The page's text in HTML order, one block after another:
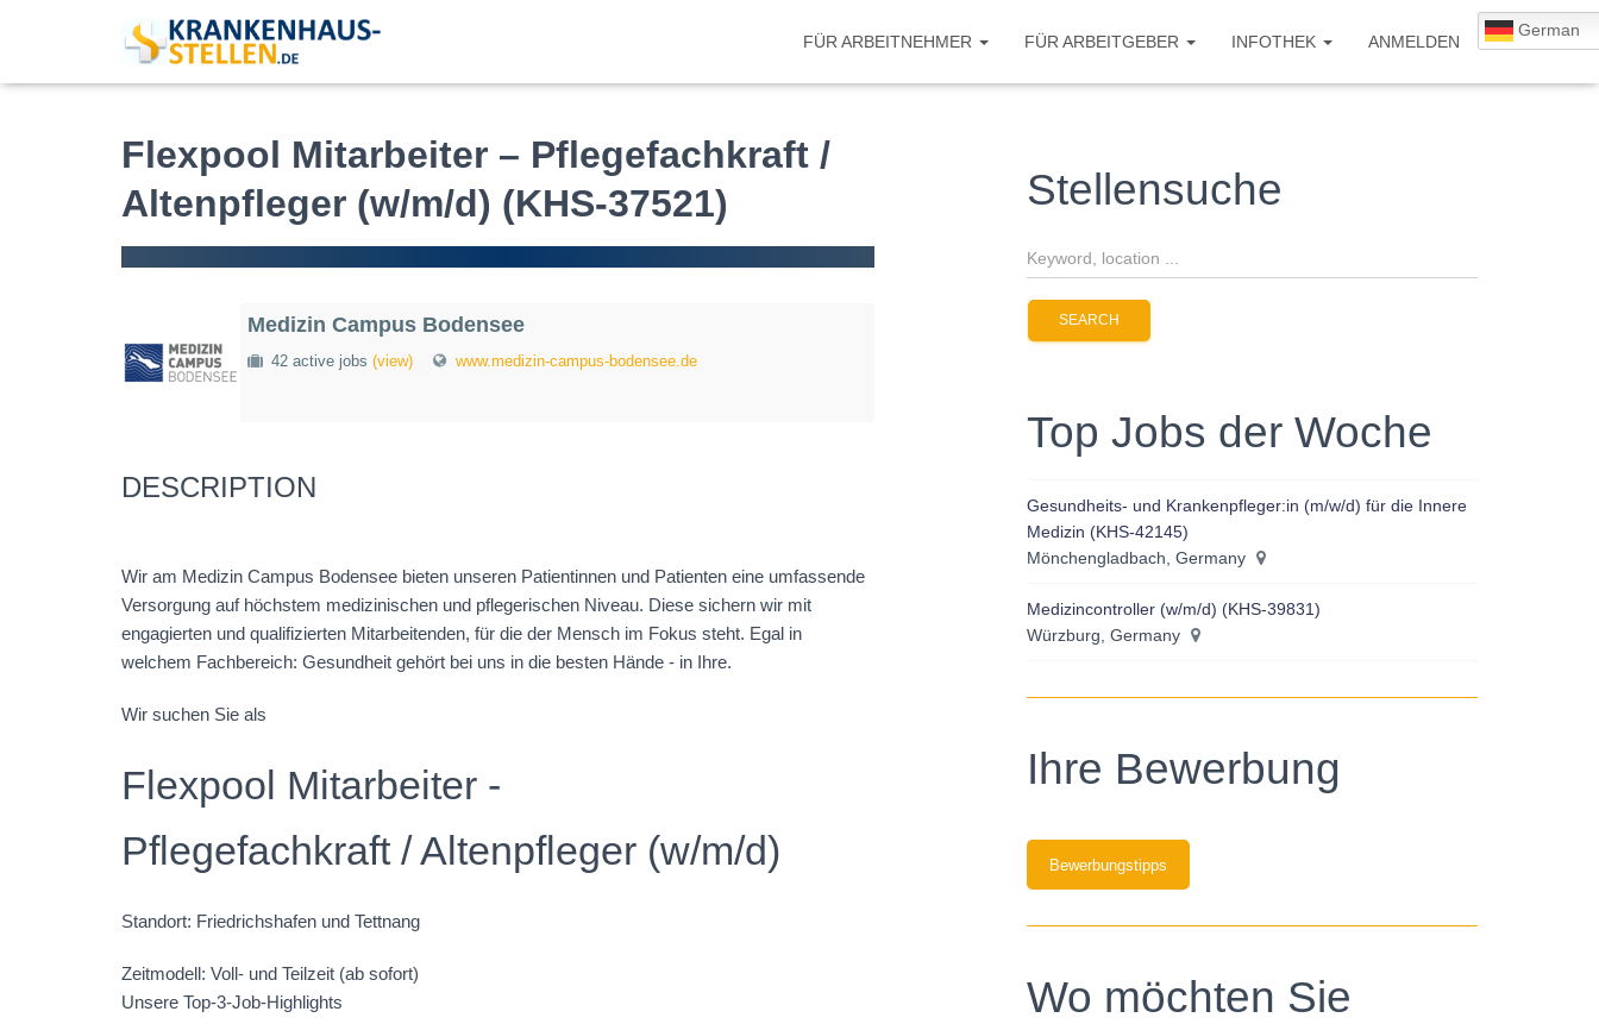
FÜR ARBEITNEHMER FÜR ARBEITGEBER INFOTHEK ANMELDEN
German
Flexpool Mitarbeiter – Pflegefachkraft /
Altenpfleger (w/m/d) (KHS-37521)
Medizin Campus Bodensee
42 active jobs (view) www.medizin-campus-bodensee.de
DESCRIPTION
Wir am Medizin Campus Bodensee bieten unseren Patientinnen und Patienten eine umfassende
Versorgung auf höchstem medizinischen und pflegerischen Niveau. Diese sichern wir mit
engagierten und qualifizierten Mitarbeitenden, für die der Mensch im Fokus steht. Egal in
welchem Fachbereich: Gesundheit gehört bei uns in die besten Hände - in Ihre.
Wir suchen Sie als
Flexpool Mitarbeiter -
Pflegefachkraft / Altenpfleger (w/m/d)
Standort: Friedrichshafen und Tettnang
Zeitmodell: Voll- und Teilzeit (ab sofort)
Unsere Top-3-Job-Highlights
Stellensuche
Top Jobs der Woche
Gesundheits- und Krankenpfleger:in (m/w/d) für die Innere
Medizin (KHS-42145)
Mönchengladbach, Germany
Medizincontroller (w/m/d) (KHS-39831)
Würzburg, Germany
Ihre Bewerbung
Bewerbungstipps
Wo möchten Sie